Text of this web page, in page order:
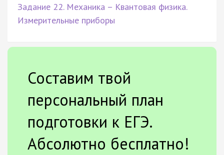
Задание 22. Механика – Квантовая физика.
Измерительные приборы
Составим твой
персональный план
подготовки к ЕГЭ.
Абсолютно бесплатно!